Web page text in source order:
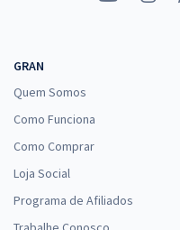
GRAN
Quem Somos
Como Funciona
Como Comprar
Loja Social
Programa de Afiliados